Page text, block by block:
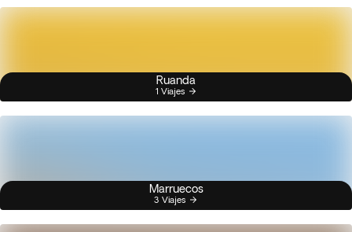
Ruanda
1 Viajes
Marruecos
3 Viajes